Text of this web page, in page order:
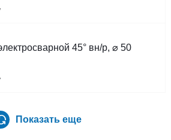
45° вн/р, ⌀ 50
Показать еще